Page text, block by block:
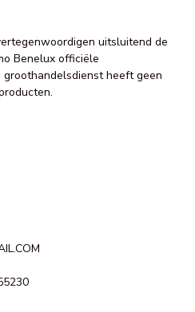
uitsluitend de
Benelux officiële
heeft geen